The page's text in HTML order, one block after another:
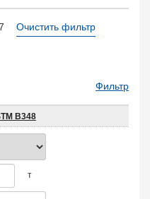
Очистить фильтр
Фильтр
B348
т